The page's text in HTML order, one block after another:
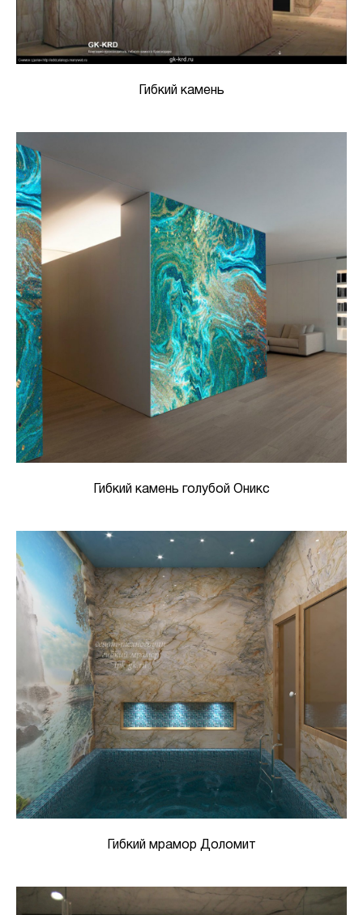
Гибкий камень
Гибкий камень голубой Оникс
Гибкий мрамор Доломит